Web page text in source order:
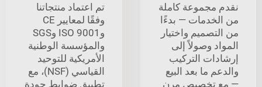
كاملة
— بدءًا
واختيار
وصولاً إلى
التركيب
ما بعد البيع
تخصيص مرِن
تم اعتماد منتجاتنا
وفقًا لمعايير CE
وISO 9001 وSGS
والمؤسسة الوطنية
الأمريكية للتوحيد
القياسي (NSF)، مع
تطبيق ضوابط جودة